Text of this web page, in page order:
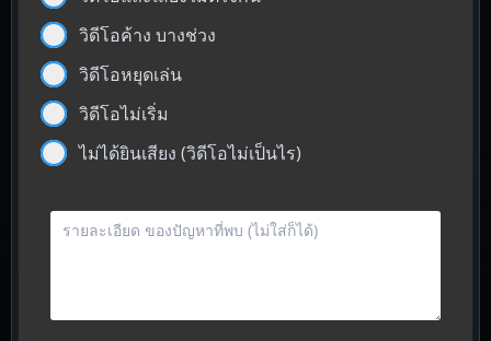
วิดีโอค้าง บางช่วง
วิดีโอหยุดเล่น
วิดีโอไม่เริ่ม
ไม่ได้ยินเสียง (วิดีโอไม่เป็นไร)